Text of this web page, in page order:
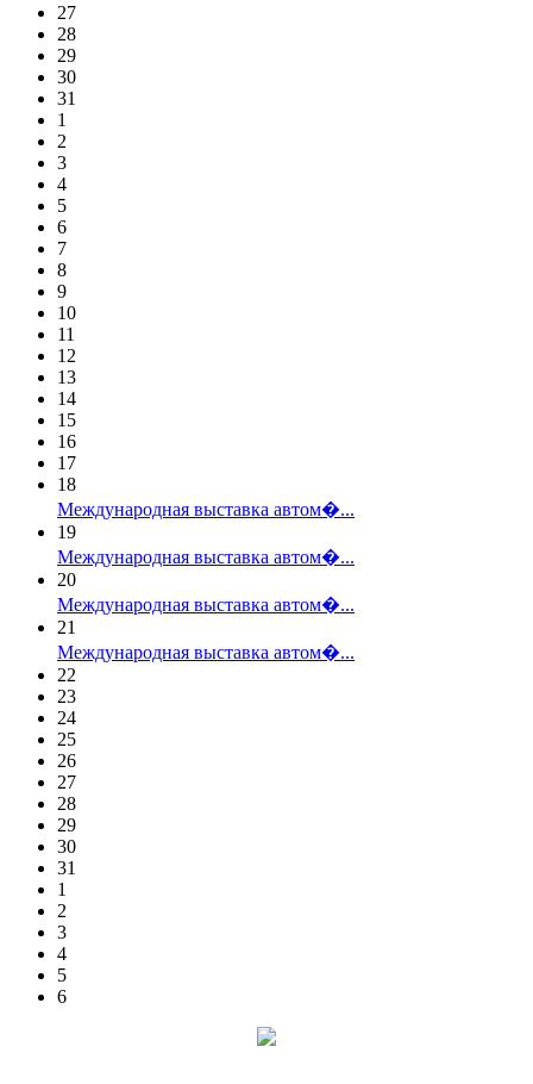
27
28
29
30
31
1
2
3
4
5
6
7
8
9
10
11
12
13
14
15
16
17
18
Международная выставка автом�...
19
Международная выставка автом�...
20
Международная выставка автом�...
21
Международная выставка автом�...
22
23
24
25
26
27
28
29
30
31
1
2
3
4
5
6